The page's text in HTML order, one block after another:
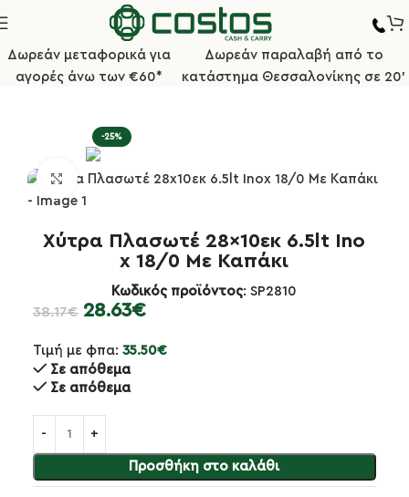
Δωρεάν μεταφορικά για
αγορές άνω των €60*
Δωρεάν παραλαβή από το
κατάστημα Θεσσαλονίκης σε 20'
Κατσαρόλες, Χύτρες & Μαρμίτες Inox Επαγγελματικές
-25%
Κλικ για μεγέθυνση
Χύτρα Πλασωτέ 28×10εκ 6.5lt Ino
x 18/0 Με Καπάκι
Κωδικός προϊόντος: SP2810
38.17€ 28.63€
Τιμή με φπα: 35.50€
Σε απόθεμα
Σε απόθεμα
Προσθήκη στο καλάθι